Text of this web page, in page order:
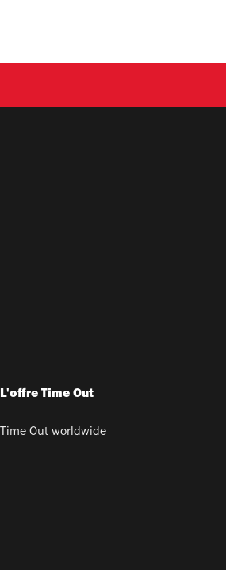
L'offre Time Out
Time Out worldwide